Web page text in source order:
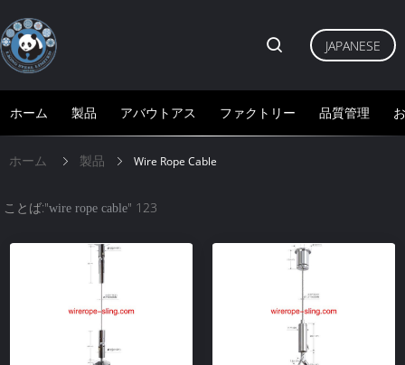
ホーム 製品 アバウトアス ファクトリー 品質管理
JAPANESE
ホーム 製品 Wire Rope Cable
ことば:"wire rope cable" 123